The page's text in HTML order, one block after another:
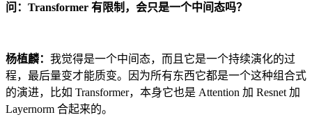
问：Transformer 有限制，会只是一个中间态吗？
杨植麟： 我觉得是一个中间态，而且它是一个持续演化的过
程，最后量变才能质变。因为所有东西它都是一个这种组合式
的演进，比如 Transformer，本身它也是 Attention 加 Resnet 加
Layernorm 合起来的。